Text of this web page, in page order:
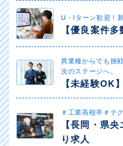
U・Iターン歓迎！
【優良案件
異業種からでも挑
次のステージへ。
【未経験OK
＃工業高校卒＃テ
【長岡・県
り求人